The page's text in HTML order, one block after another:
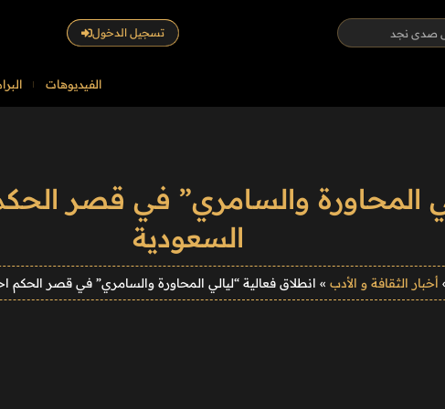
تسجيل الدخول
الفيديوهات
المحاورة والسامري” في قصر
السعودية
أخبار الثقافة و الأدب » انطلاق فعالية “ليالي المحاورة والسامري” في قصر الحكم